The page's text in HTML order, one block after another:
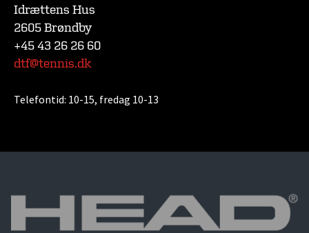
Idrættens Hus
2605 Brøndby
+45 43 26 26 60
dtf@tennis.dk
Telefontid: 10-15, fredag 10-13